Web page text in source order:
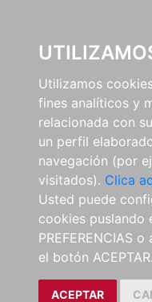
Utilizamos
fines analíticos y
relacionada con
un perfil
navegación (por
visitados). Clica
Usted puede
cookies puslando
PREFERENCIAS
el botón ACEPTAR.
ACEPTAR